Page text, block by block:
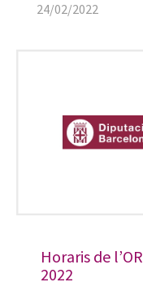
24/02/2022
Horaris de
2022